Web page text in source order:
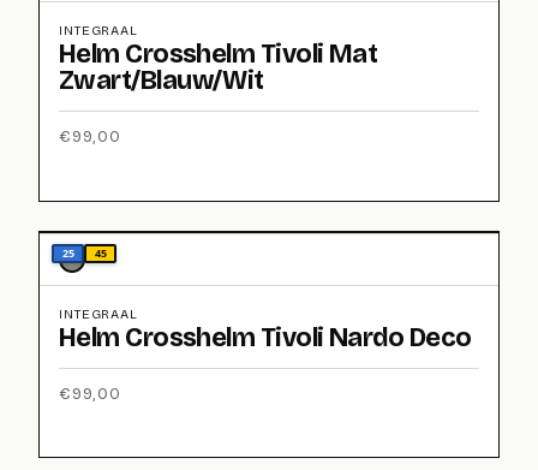
INTEGRAAL
Helm Crosshelm Tivoli Mat
Zwart/Blauw/Wit
€99,00
25 45
INTEGRAAL
Helm Crosshelm Tivoli Nardo Deco
€99,00